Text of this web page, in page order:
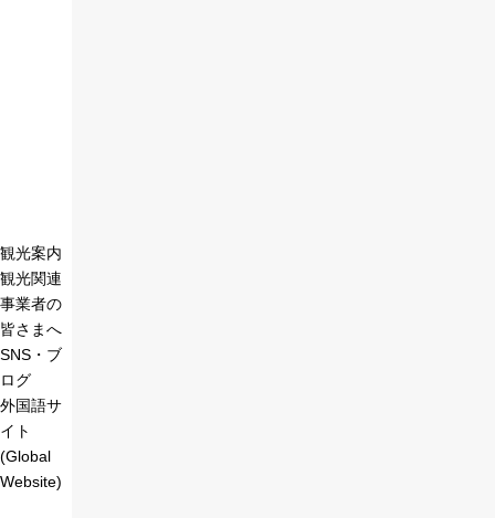
観光案内
観光関連
事業者の
皆さまへ
SNS・ブ
ログ
外国語サ
イト
(Global
Website)